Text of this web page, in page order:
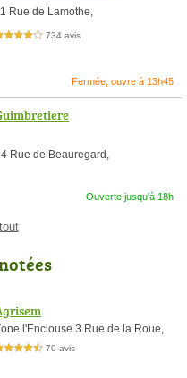
Rue de Lamothe,
étoiles sur 5 734 avis
Fermée, ouvre à 13h45
Rue de Beauregard,
Ouverte jusqu'à 18h
l'Enclouse 3 Rue de la Roue,
étoiles sur 5 70 avis